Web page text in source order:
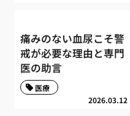
痛みのない血尿こそ警
戒が必要な理由と専門
医の助言
2026.03.12
医療